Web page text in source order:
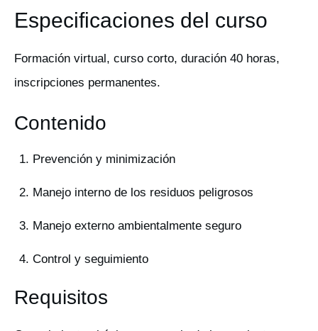
Especificaciones del curso
Formación virtual, curso corto, duración 40 horas,
inscripciones permanentes.
Contenido
Prevención y minimización
Manejo interno de los residuos peligrosos
Manejo externo ambientalmente seguro
Control y seguimiento
Requisitos